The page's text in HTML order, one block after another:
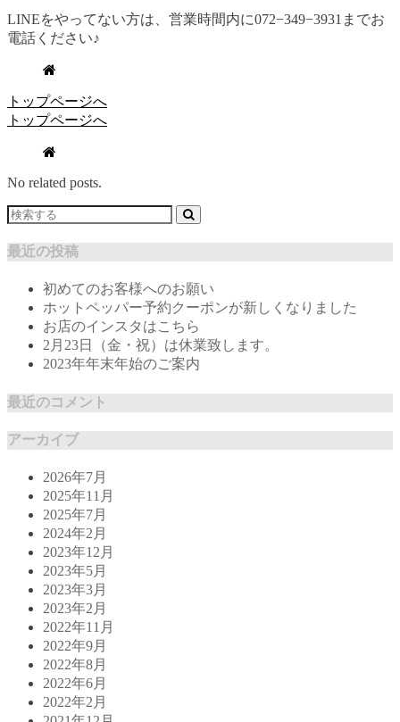
LINEをやってない方は、営業時間内に072−349−3931までお
電話ください♪
トップページへ
トップページへ
No related posts.
最近の投稿
初めてのお客様へのお願い
ホットペッパー予約クーポンが新しくなりました
お店のインスタはこちら
2月23日（金・祝）は休業致します。
2023年年末年始のご案内
最近のコメント
アーカイブ
2026年7月
2025年11月
2025年7月
2024年2月
2023年12月
2023年5月
2023年3月
2023年2月
2022年11月
2022年9月
2022年8月
2022年6月
2022年2月